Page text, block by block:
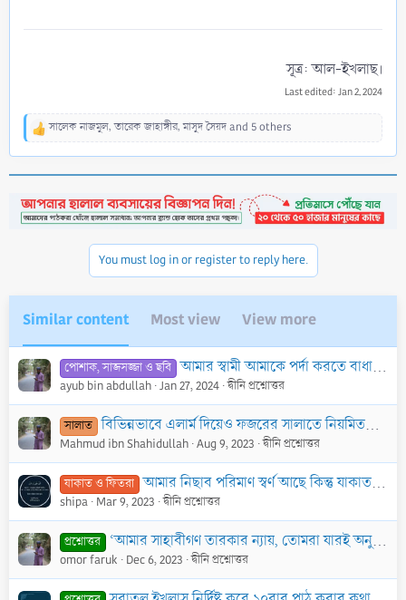
সূত্র: আল-ইখলাছ।​
Last edited: Jan 2, 2024
R
t
i
সালেক নাজমুল,তারেক জাহাঙ্গীর,মাসুদ সৈয়দand 5 others
You must log in or register to reply here.
Similar content Most view View more
পোশাক, সাজসজ্জা ও ছবি আমার স্বামী আমাকে পর্দা করতে বাধা দেয়, এমতাবস্থায় আমার করণীয় কী?
ayub bin abdullah Jan 27, 2024 দ্বীনি প্রশ্নোত্তর
সালাত বিভিন্নভাবে এলার্ম দিয়েও ফজরের সালাতে নিয়মিতভাবে সঠিক সময়ে উঠতে পারি না। পিতা-মাতাও আমার প্রতি ক্ষোভবশত আমাকে ডেকে দেন না। এত্থেকে পরিত্রাণের উপায় কি?
Mahmud ibn Shahidullah Aug 9, 2023 দ্বীনি প্রশ্নোত্তর
যাকাত ও ফিতরা আমার নিছাব পরিমাণ স্বর্ণ আছে কিন্তু যাকাত দেওয়ার নগদ অর্থ নেই?
shipa Mar 9, 2023 দ্বীনি প্রশ্নোত্তর
প্রশ্নোত্তর ‘আমার সাহাবীগণ তারকার ন্যায়, তোমরা যারই অনুসরণ কর সঠিক পথ পাবে’। হাদীসটি কি সহীহ?
omor faruk Dec 6, 2023 দ্বীনি প্রশ্নোত্তর